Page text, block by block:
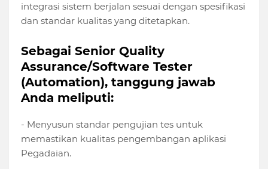
integrasi sistem berjalan sesuai dengan spesifikasi
dan standar kualitas yang ditetapkan.
Sebagai Senior Quality
Assurance/Software Tester
(Automation), tanggung jawab
Anda meliputi:
- Menyusun standar pengujian tes untuk
memastikan kualitas pengembangan aplikasi
Pegadaian.